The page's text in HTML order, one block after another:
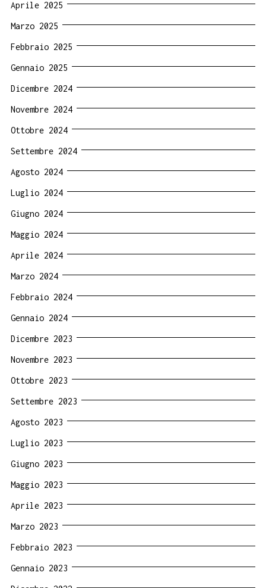
Aprile 2025
Marzo 2025
Febbraio 2025
Gennaio 2025
Dicembre 2024
Novembre 2024
Ottobre 2024
Settembre 2024
Agosto 2024
Luglio 2024
Giugno 2024
Maggio 2024
Aprile 2024
Marzo 2024
Febbraio 2024
Gennaio 2024
Dicembre 2023
Novembre 2023
Ottobre 2023
Settembre 2023
Agosto 2023
Luglio 2023
Giugno 2023
Maggio 2023
Aprile 2023
Marzo 2023
Febbraio 2023
Gennaio 2023